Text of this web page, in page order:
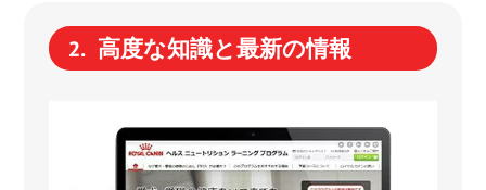
高度な知識と最新の情報